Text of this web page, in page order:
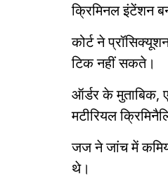
क्रिमिनल इंटेंशन
कोर्ट ने
टिक नहीं सकते।
ऑर्डर के मुताबिक,
मटीरियल
जज ने जांच में
थे।